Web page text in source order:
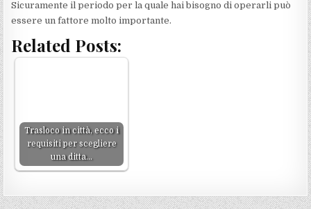
Sicuramente il periodo per la quale hai bisogno di operarli può
essere un fattore molto importante.
Related Posts:
Trasloco in città, ecco i
requisiti per scegliere
una ditta…